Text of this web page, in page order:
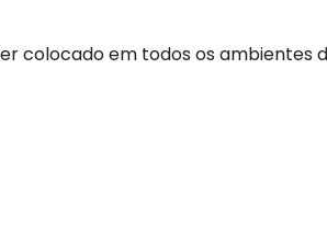
colocado em todos os ambientes